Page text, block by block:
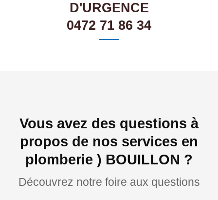
D'URGENCE
0472 71 86 34
Vous avez des questions à
propos de nos services en
plomberie ) BOUILLON ?
Découvrez notre foire aux questions